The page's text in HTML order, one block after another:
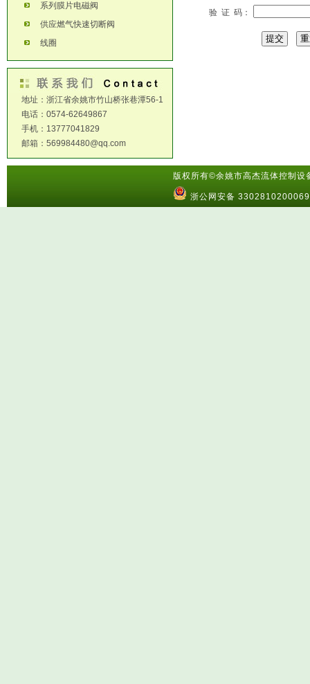
系列膜片电磁阀
供应燃气快速切断阀
线圈
地址：浙江省余姚市竹山桥张巷潭56-1
电话：0574-62649867
手机：13777041829
邮箱：569984480@qq.com
验 证 码：
版权所有©余姚市高杰流体控制
浙公网安备